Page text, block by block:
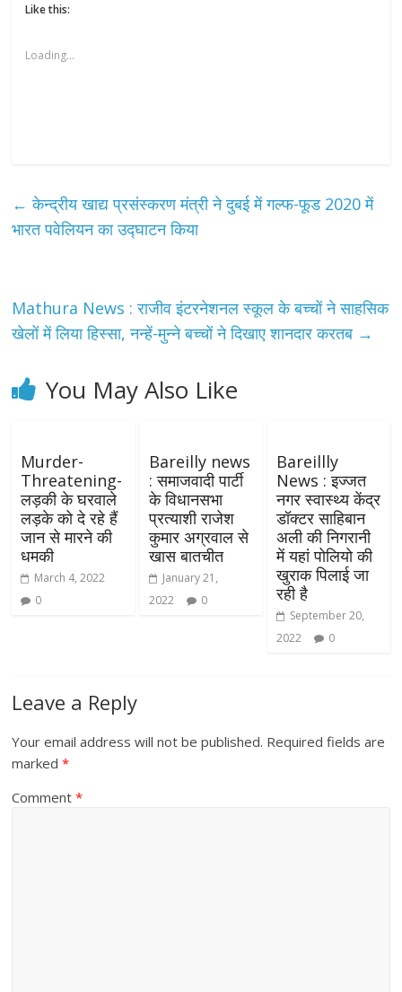
Like this:
Loading...
← केन्द्रीय खाद्य प्रसंस्करण मंत्री ने दुबई में गल्फ-फूड 2020 में
भारत पवेलियन का उद्घाटन किया
Mathura News : राजीव इंटरनेशनल स्कूल के बच्चों ने साहसिक
खेलों में लिया हिस्सा, नन्हें-मुन्ने बच्चों ने दिखाए शानदार करतब →
You May Also Like
Murder-
Threatening-
लड़की के घरवाले
लड़के को दे रहे हैं
जान से मारने की
धमकी
March 4, 2022
0
Bareilly news
: समाजवादी पार्टी
के विधानसभा
प्रत्याशी राजेश
कुमार अग्रवाल से
खास बातचीत
January 21,
2022
0
Bareillly
News : इज्जत
नगर स्वास्थ्य केंद्र
डॉक्टर साहिबान
अली की निगरानी
में यहां पोलियो की
खुराक पिलाई जा
रही है
September 20,
2022
0
Leave a Reply
Your email address will not be published. Required fields are
marked*
Comment*